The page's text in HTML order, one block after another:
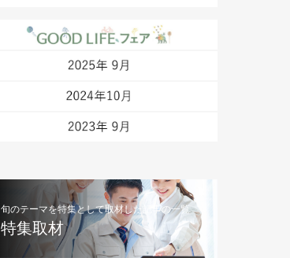
旬のテーマを特集として取材した記事の一覧
特集取材